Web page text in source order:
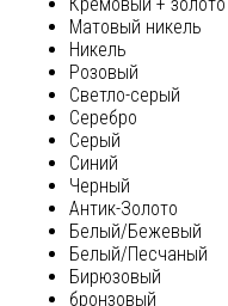
Кремовый + золото
Матовый никель
Никель
Розовый
Светло-серый
Серебро
Серый
Синий
Черный
Антик-Золото
Белый/Бежевый
Белый/Песчаный
Бирюзовый
бронзовый